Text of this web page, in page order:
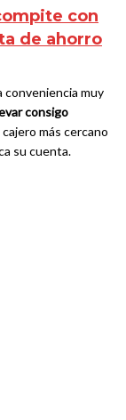
con
de ahorro
conveniencia muy
consigo
más cercano
su cuenta.